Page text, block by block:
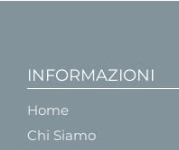
INFORMAZIONI
Home
Chi Siamo